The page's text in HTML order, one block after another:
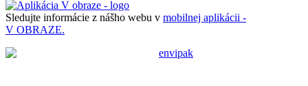
Sledujte informácie z nášho webu v mobilnej aplikácii -
V OBRAZE.